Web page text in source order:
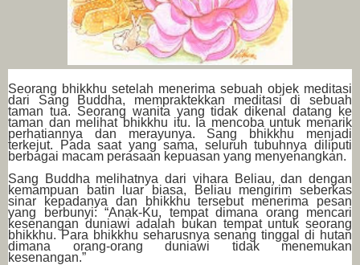
Seorang bhikkhu setelah menerima sebuah objek meditasi
dari Sang Buddha, mempraktekkan meditasi di sebuah
taman tua. Seorang wanita yang tidak dikenal datang ke
taman dan melihat bhikkhu itu. Ia mencoba untuk menarik
perhatiannya dan merayunya. Sang bhikkhu menjadi
terkejut. Pada saat yang sama, seluruh tubuhnya diliputi
berbagai macam perasaan kepuasan yang menyenangkan.
Sang Buddha melihatnya dari vihara Beliau, dan dengan
kemampuan batin luar biasa, Beliau mengirim seberkas
sinar kepadanya dan bhikkhu tersebut menerima pesan
yang berbunyi: “Anak-Ku, tempat dimana orang mencari
kesenangan duniawi adalah bukan tempat untuk seorang
bhikkhu. Para bhikkhu seharusnya senang tinggal di hutan
dimana orang-orang duniawi tidak menemukan
kesenangan.”